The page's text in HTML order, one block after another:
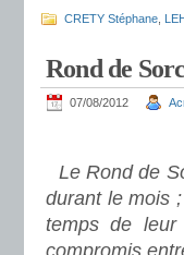
CRETY Stéphane
Rond de
07/08/2012
Le Rond de
durant le mois
temps de leur
compromis